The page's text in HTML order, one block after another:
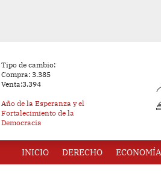
Tipo de cambio:
Compra: 3.385
Venta:3.394
Año de la Esperanza y el
Fortalecimiento de la
Democracia
INICIO DERECHO ECONOMÍA